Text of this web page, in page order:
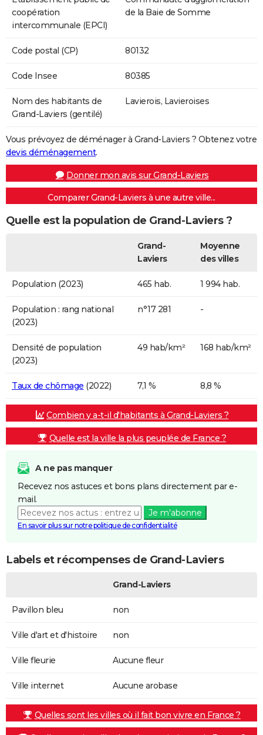
coopération
intercommunale (EPCI)
de la Baie de Somme
Code postal (CP) 80132
Code Insee 80385
Nom des habitants de
Grand-Laviers (gentilé)
Lavierois, Lavieroises
Vous prévoyez de déménager à Grand-Laviers ? Obtenez votre
devis déménagement.
Donner mon avis sur Grand-Laviers
Comparer Grand-Laviers à une autre ville...
Quelle est la population de Grand-Laviers ?
Grand-
Laviers
Moyenne
des villes
Population (2023) 465 hab. 1 994 hab.
Population : rang national
(2023)
n°17 281 -
Densité de population
(2023)
49 hab/km² 168 hab/km²
Taux de chômage (2022) 7,1 % 8,8 %
Combien y a-t-il d'habitants à Grand-Laviers ?
Quelle est la ville la plus peuplée de France ?
A ne pas manquer
Recevez nos astuces et bons plans directement par e-
mail.
Je m'abonne
En savoir plus sur notre politique de confidentialité
Labels et récompenses de Grand-Laviers
Grand-Laviers
Pavillon bleu non
Ville d'art et d'histoire non
Ville fleurie Aucune fleur
Ville internet Aucune arobase
Quelles sont les villes où il fait bon vivre en France ?